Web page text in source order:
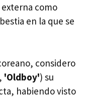
como
en la que se
considero
'Oldboy') su
habiendo visto